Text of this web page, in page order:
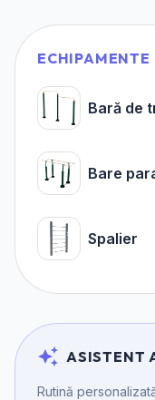
ECHIPAMENTE
Bară de
Bare
Spalier
ASISTENT
Rutină